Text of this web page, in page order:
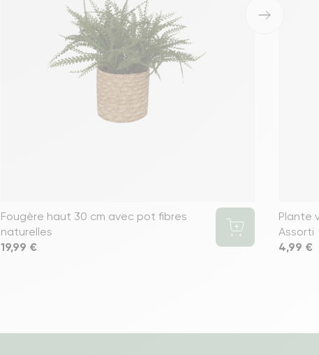
Fougère haut 30 cm avec pot fibres
naturelles
Prix
19,99 €
Plante
Assorti
Prix
4,99 €
›